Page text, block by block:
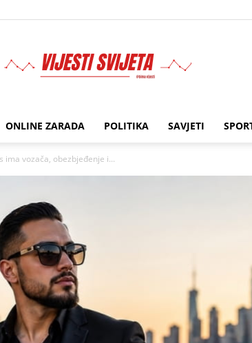
ONLINE ZARADA POLITIKA SAVJETI
ima vozača, obezbjeđenje i...